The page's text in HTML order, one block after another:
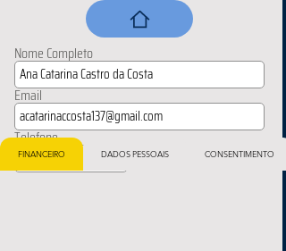
Nome Completo
Email
Telefone
FINANCEIRO DADOS PESSOAIS CONSENTIMENTO